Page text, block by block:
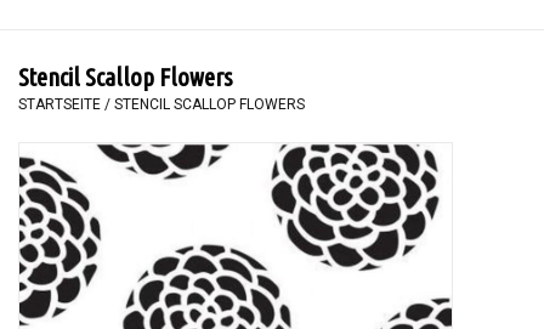
MALEN
TEXTIL
WORKSHOPS
SPECIALS
Stencil Scallop Flowers
STARTSEITE / STENCIL SCALLOP FLOWERS